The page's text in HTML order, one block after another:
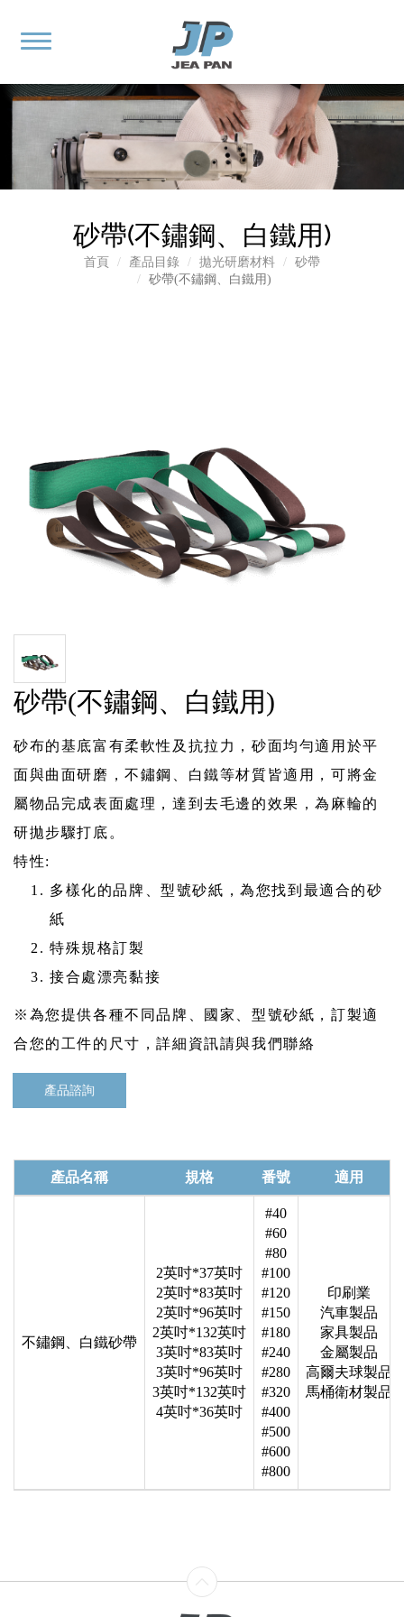
砂帶(不鏽鋼、白鐵用)
首頁 產品目錄 拋光研磨材料
砂帶
砂帶(不鏽鋼、白鐵用)
砂帶(不鏽鋼、白鐵用)
砂布的基底富有柔軟性及抗拉力，砂面均勻適用於平
面與曲面研磨，不鏽鋼、白鐵等材質皆適用，可將金
屬物品完成表面處理，達到去毛邊的效果，為麻輪的
研拋步驟打底。
特性:
多樣化的品牌、型號砂紙，為您找到最適合的砂
紙
特殊規格訂製
接合處漂亮黏接
※為您提供各種不同品牌、國家、型號砂紙，訂製適
合您的工件的尺寸，詳細資訊請與我們聯絡
產品諮詢
產品名稱 規格 番號 適用
不鏽鋼、白鐵砂帶
2英吋*37英吋
2英吋*83英吋
2英吋*96英吋
2英吋*132英吋
3英吋*83英吋
3英吋*96英吋
3英吋*132英吋
4英吋*36英吋
#40
#60
#80
#100
#120
#150
#180
#240
#280
#320
#400
#500
#600
#800
印刷業
汽車製品
家具製品
金屬製品
高爾夫球製品
馬桶衛材製品